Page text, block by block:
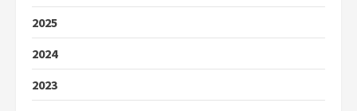
2025
2024
2023